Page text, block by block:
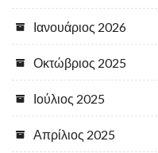
Ιανουάριος 2026
Οκτώβριος 2025
Ιούλιος 2025
Απρίλιος 2025